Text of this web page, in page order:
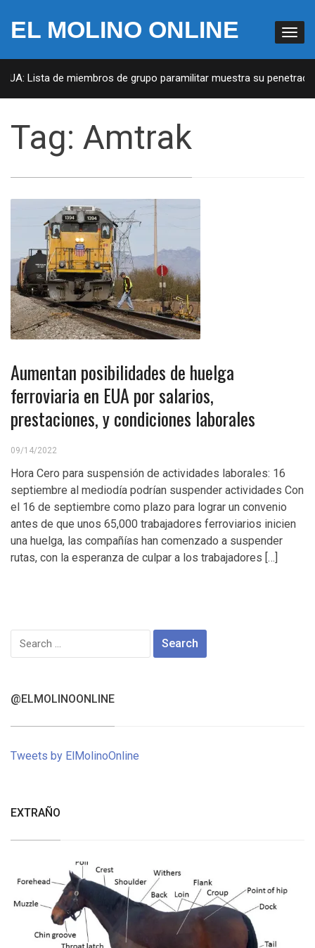
EL MOLINO ONLINE
Lista de miembros de grupo paramilitar muestra su
Tag: Amtrak
Aumentan posibilidades de huelga
ferroviaria en EUA por salarios,
prestaciones, y condiciones laborales
09/14/2022
Hora Cero para suspensión de actividades laborales: 16
septiembre al mediodía podrían suspender actividades Con
el 16 de septiembre como plazo para lograr un convenio
antes de que unos 65,000 trabajadores ferroviarios inicien
una huelga, las compañías han comenzado a suspender
rutas, con la esperanza de culpar a los trabajadores […]
Search
for:
@ELMOLINOONLINE
Tweets by ElMolinoOnline
EXTRAÑO